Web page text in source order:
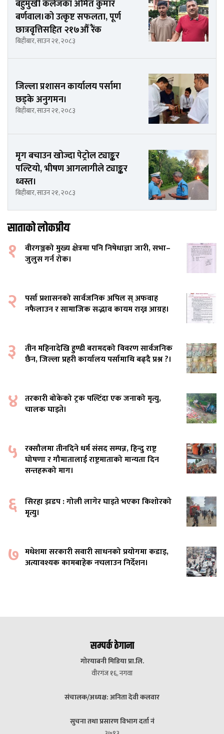
बहुमुखी कलेजका अमित कुमार
बर्णवाल।को उत्कृष्ट सफलता, पूर्ण
छात्रवृत्तिसहित २१७औँ रैंक
बिहीबार, साउन २१, २०८३
जिल्ला प्रशासन कार्यालय पर्सामा
छड्के अनुगमन।
बिहीबार, साउन २१, २०८३
मृग बचाउन खोज्दा पेट्रोल ट्याङ्कर
पल्टियो, भीषण आगलागीले ट्याङ्कर
ध्वस्त।
बिहीबार, साउन २१, २०८३
साताको लोकप्रीय
१
वीरगञ्जको मुख्य क्षेत्रमा पनि निषेधाज्ञा जारी, सभा–
जुलुस गर्न रोक।
२
पर्सा प्रशासनको सार्वजनिक अपिल स् अफवाह
नफैलाउन र सामाजिक सद्भाव कायम राख्न आग्रह।
३
तीन महिनादेखि हुण्डी बरामदको विवरण सार्वजनिक
छैन, जिल्ला प्रहरी कार्यालय पर्सामाथि बढ्दै प्रश्न ?।
४ तरकारी बोकेको ट्रक पल्टिँदा एक जनाको मृत्यु,
चालक घाइते।
५ रक्सौलमा तीनदिने धर्म संसद सम्पन्न, हिन्दु राष्ट्र
घोषणा र गौमातालाई राष्ट्रमाताको मान्यता दिन
सन्तहरूको माग।
६ सिरहा झडप : गोली लागेर घाइते भएका किशोरको
मृत्यु।
७ मधेशमा सरकारी सवारी साधनको प्रयोगमा कडाइ,
अत्यावश्यक कामबाहेक नचलाउन निर्देशन।
सम्पर्क ठेगाना
गोरयाबनी मिडिया प्रा.लि.
वीरगंज १६, नगवा
संचालक/अध्यक्ष: अनिता देवी कलवार
सुचना तथा प्रसारण विभाग दर्ता नं